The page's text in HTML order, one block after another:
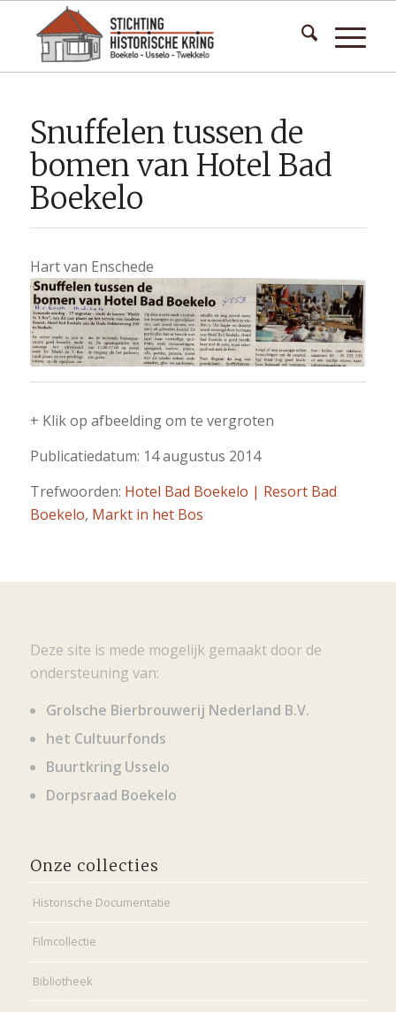
Snuffelen tussen de
bomen van Hotel Bad
Boekelo
Hart van Enschede
+ Klik op afbeelding om te vergroten
Publicatiedatum: 14 augustus 2014
Trefwoorden: Hotel Bad Boekelo | Resort Bad
Boekelo, Markt in het Bos
Deze site is mede mogelijk gemaakt door de
ondersteuning van:
Grolsche Bierbrouwerij Nederland B.V.
het Cultuurfonds
Buurtkring Usselo
Dorpsraad Boekelo
Onze collecties
Historische Documentatie
Filmcollectie
Bibliotheek